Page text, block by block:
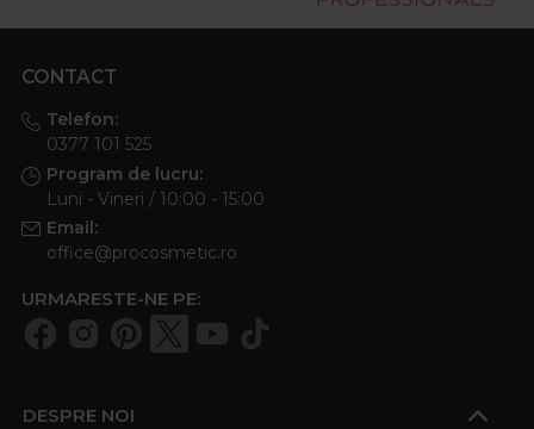
CONTACT
Telefon:
0377 101 525
Program de lucru:
Luni - Vineri / 10:00 - 15:00
Email:
office@procosmetic.ro
URMARESTE-NE PE:
DESPRE NOI